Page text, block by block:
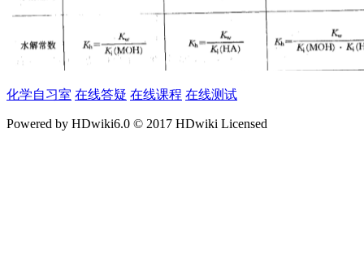
化学自习室 在线答疑 在线课程 在线测试
Powered by HDwiki6.0 © 2017 HDwiki Licensed